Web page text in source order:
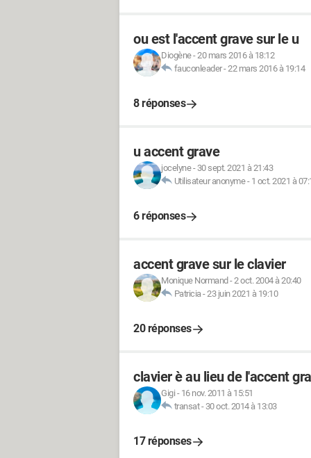
ou est l'accent grave sur le u
Diogène-20 mars 2016 à 18:12
fauconleader-22 mars 2016 à 19:14
8 réponses
u accent grave
jocelyne- 30 sept. 2021 à 21:43
Utilisateur anonyme- 1 oct. 2021 à
6 réponses
accent grave sur le clavier
Monique Normand -2 oct. 2004 à 20:40
Patricia-23 juin 2021 à 19:10
20 réponses
clavier è au lieu de l'accent
Gigi - 16 nov. 2011 à 15:51
transat- 30 oct. 2014 à 13:03
17 réponses